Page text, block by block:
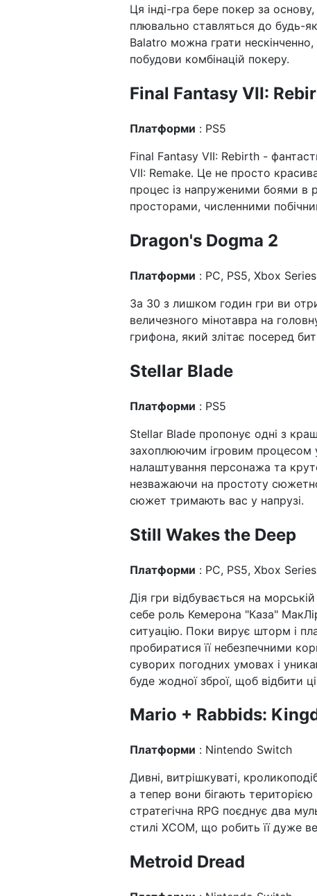
Ця інді-гра бере покер за
плювально ставляться до будь-
Balatro можна грати
побудови комбінацій покеру.
Final Fantasy VII:
Платформи : PS5
Final Fantasy VII: Rebirth -
VII: Remake. Це не просто
процес із напруженими боями в
просторами, численними
Dragon's Dogma 2
Платформи : PC, PS5, Xbox
За 30 з лишком годин гри ви
величезного мінотавра на
грифона, який злітає посеред
Stellar Blade
Платформи : PS5
Stellar Blade пропонує одні з
захоплюючим ігровим процесом
налаштування персонажа та
незважаючи на простоту
сюжет тримають вас у напрузі.
Still Wakes the Deep
Платформи : PC, PS5, Xbox
Дія гри відбувається на
себе роль Кемерона "Каза"
ситуацію. Поки вирує шторм і
пробиратися її небезпечними
суворих погодних умовах і
буде жодної зброї, щоб відбити
Mario + Rabbids:
Платформи : Nintendo Switch
Дивні, витрішкуваті,
а тепер вони бігають
стратегічна RPG поєднує два
стилі XCOM, що робить її дуже
Metroid Dread